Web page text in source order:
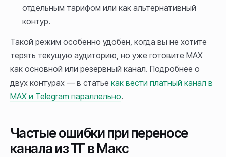
отдельным тарифом или как альтернативный
контур.
Такой режим особенно удобен, когда вы не хотите
терять текущую аудиторию, но уже готовите MAX
как основной или резервный канал. Подробнее о
двух контурах — в статье как вести платный канал в
MAX и Telegram параллельно.
Частые ошибки при переносе
канала из ТГ в Макс